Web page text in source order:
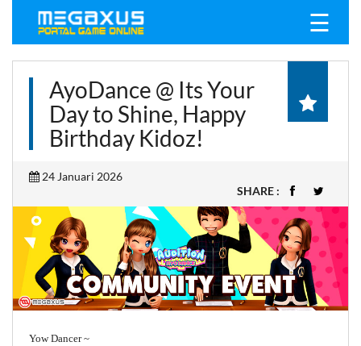
☰
AyoDance @ Its Your
Day to Shine, Happy
Birthday Kidoz!
24 Januari 2026
SHARE :
Yow Dancer ~